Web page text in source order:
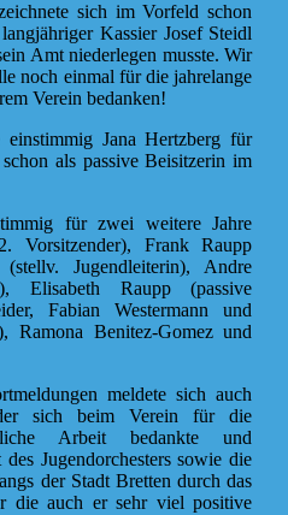
sich im Vorfeld schon
Kassier Josef Steidl
Amt niederlegen musste. Wir
noch einmal für die jahrelange
Verein bedanken!
Jana Hertzberg für
als passive Beisitzerin im
für zwei weitere Jahre
Vorsitzender), Frank Raupp
Jugendleiterin), Andre
Elisabeth Raupp (passive
Fabian Westermann und
Ramona Benitez-Gomez und
meldete sich auch
sich beim Verein für die
Arbeit bedankte und
Jugendorchesters sowie die
der Stadt Bretten durch das
die auch er sehr viel positive